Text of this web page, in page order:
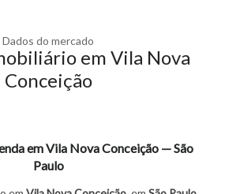
Dados do mercado
em Vila Nova
Conceição
em Vila Nova Conceição — São
Paulo